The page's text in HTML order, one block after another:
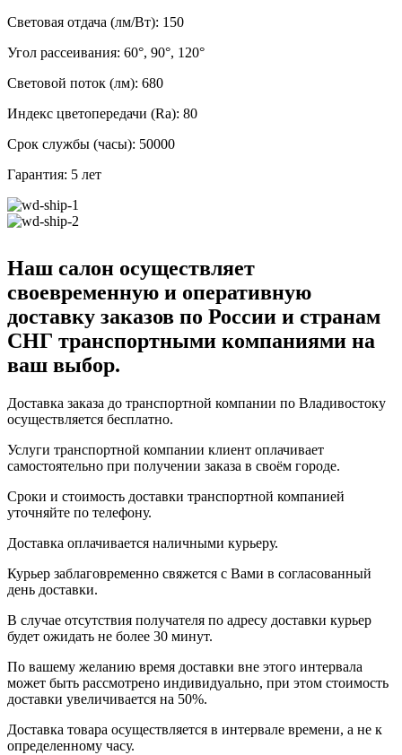
Световая отдача (лм/Вт): 150
Угол рассеивания: 60°, 90°, 120°
Световой поток (лм): 680
Индекс цветопередачи (Ra): 80
Срок службы (часы): 50000
Гарантия: 5 лет
Наш салон осуществляет
своевременную и оперативную
доставку заказов по России и странам
СНГ транспортными компаниями на
ваш выбор.
Доставка заказа до транспортной компании по Владивостоку
осуществляется бесплатно.
Услуги транспортной компании клиент оплачивает
самостоятельно при получении заказа в своём городе.
Сроки и стоимость доставки транспортной компанией
уточняйте по телефону.
Доставка оплачивается наличными курьеру.
Курьер заблаговременно свяжется с Вами в согласованный
день доставки.
В случае отсутствия получателя по адресу доставки курьер
будет ожидать не более 30 минут.
По вашему желанию время доставки вне этого интервала
может быть рассмотрено индивидуально, при этом стоимость
доставки увеличивается на 50%.
Доставка товара осуществляется в интервале времени, а не к
определенному часу.